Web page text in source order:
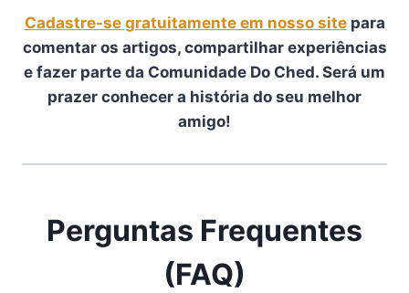
Cadastre-se gratuitamente em nosso sitepara
comentar os artigos, compartilhar experiências
e fazer parte da Comunidade Do Ched. Será um
prazer conhecer a história do seu melhor
amigo!
Perguntas Frequentes
(FAQ)